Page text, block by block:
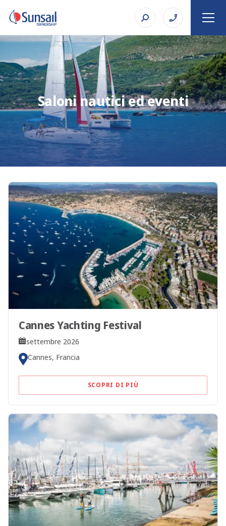
Saloni nautici ed eventi
Cannes Yachting Festival
settembre 2026
Cannes, Francia
SCOPRI DI PIÙ